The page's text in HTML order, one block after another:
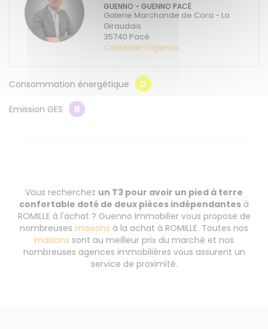
GUENNO - GUENNO PACÉ
Galerie Marchande de Cora - La
Giraudais
35740 Pacé
Contacter l'agence
Consommation énergétique D
Emission GES B
Vous recherchez un T3 pour avoir un pied à terre
confortable doté de deux pièces indépendantes à
ROMILLE à l'achat ? Guenno Immobilier vous propose de
nombreuses maisons à la achat à ROMILLE. Toutes nos
maisons sont au meilleur prix du marché et nos
nombreuses agences immobilières vous assurent un
service de proximité.